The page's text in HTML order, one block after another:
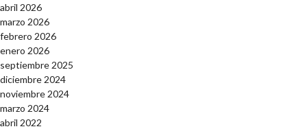
abril 2026
marzo 2026
febrero 2026
enero 2026
septiembre 2025
diciembre 2024
noviembre 2024
marzo 2024
abril 2022